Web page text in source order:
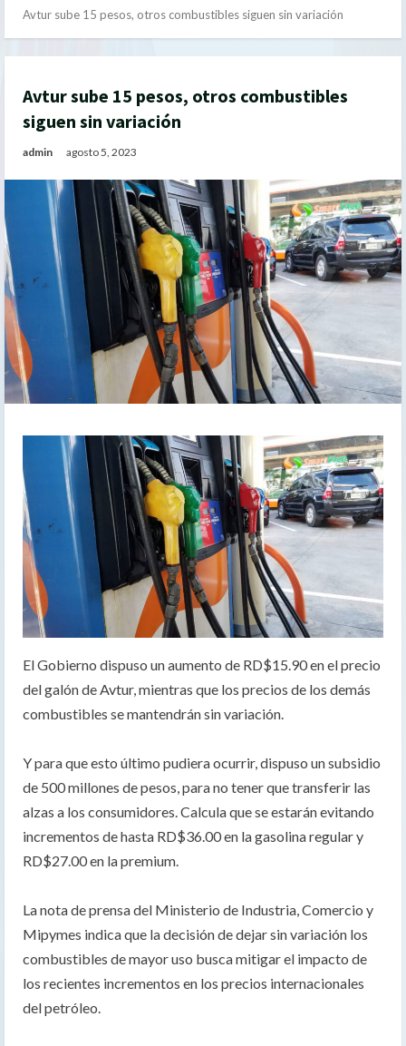
Avtur sube 15 pesos, otros combustibles siguen sin variación
Avtur sube 15 pesos, otros combustibles
siguen sin variación
admin agosto 5, 2023
El Gobierno dispuso un aumento de RD$15.90 en el precio
del galón de Avtur, mientras que los precios de los demás
combustibles se mantendrán sin variación.
Y para que esto último pudiera ocurrir, dispuso un subsidio
de 500 millones de pesos, para no tener que transferir las
alzas a los consumidores. Calcula que se estarán evitando
incrementos de hasta RD$36.00 en la gasolina regular y
RD$27.00 en la premium.
La nota de prensa del Ministerio de Industria, Comercio y
Mipymes indica que la decisión de dejar sin variación los
combustibles de mayor uso busca mitigar el impacto de
los recientes incrementos en los precios internacionales
del petróleo.